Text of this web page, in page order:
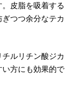
皮脂を吸着する
つつ余分なテカ
ルリチン酸ジカ
方にも効果的で